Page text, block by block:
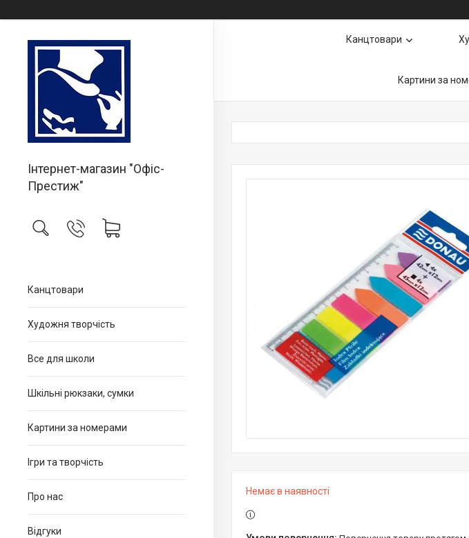
Інтернет-магазин "Офіс-
Престиж"
Канцтовари
Художня творчість
Все для школи
Шкільні рюкзаки, сумки
Картини за номерами
Ігри та творчість
Про нас
Відгуки
Канцтовари
Картини за
Немає в наявності